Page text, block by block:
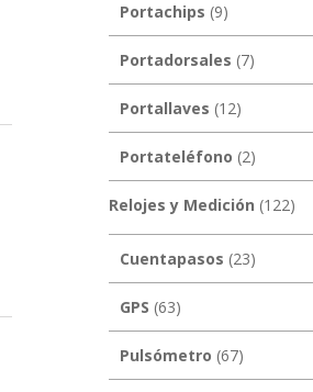
Portachips (9)
Portadorsales (7)
Portallaves (12)
Portateléfono (2)
Relojes y Medición (122)
Cuentapasos (23)
GPS (63)
Pulsómetro (67)